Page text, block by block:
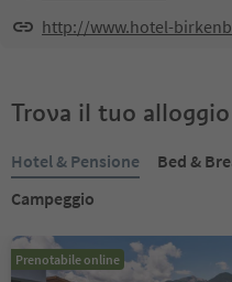
http://www.hotel-
Trova il tuo
Hotel & Pensione Bed &
Campeggio
Prenotabile online